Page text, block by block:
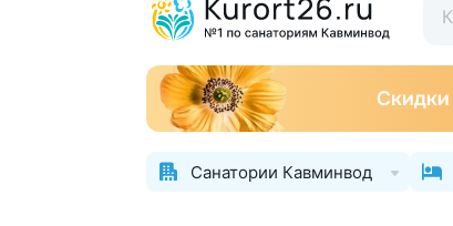
Санатории Кавминвод